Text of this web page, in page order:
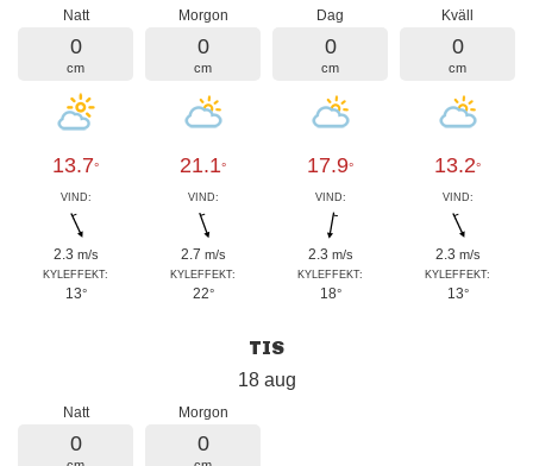
Natt
0
cm
13.7°
VIND:
2.3 m/s
KYLEFFEKT:
13°
Morgon
0
cm
21.1°
VIND:
2.7 m/s
KYLEFFEKT:
22°
Dag
0
cm
17.9°
VIND:
2.3 m/s
KYLEFFEKT:
18°
Kväll
0
cm
13.2°
VIND:
2.3 m/s
KYLEFFEKT:
13°
TIS
18 aug
Natt
0
Morgon
0